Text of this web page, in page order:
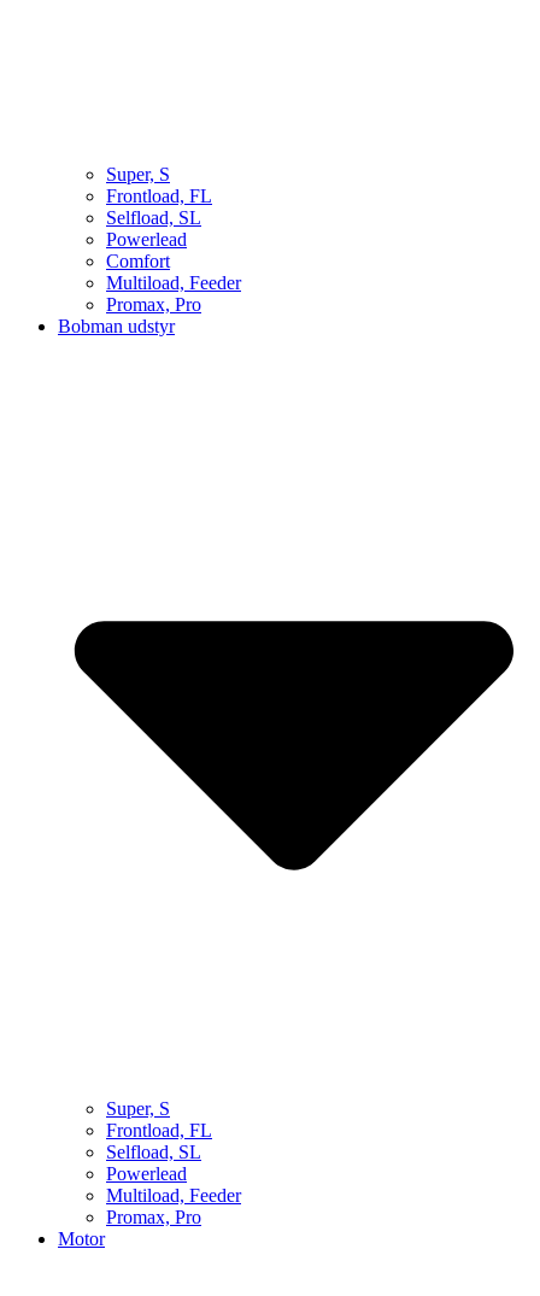
Super, S
Frontload, FL
Selfload, SL
Powerlead
Comfort
Multiload, Feeder
Promax, Pro
Bobman udstyr
Super, S
Frontload, FL
Selfload, SL
Powerlead
Multiload, Feeder
Promax, Pro
Motor